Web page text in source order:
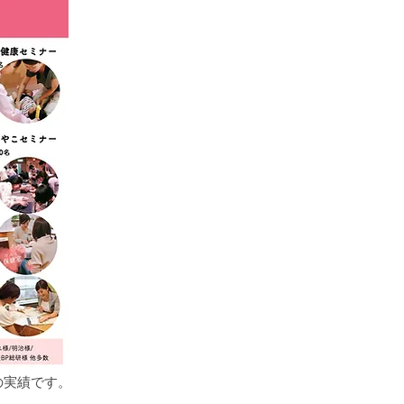
績です。